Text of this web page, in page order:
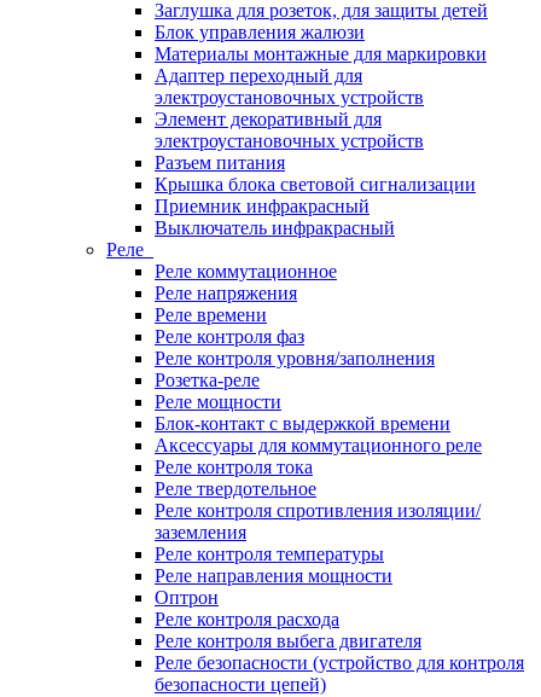
Заглушка для розеток, для защиты детей
Блок управления жалюзи
Материалы монтажные для маркировки
Адаптер переходный для
электроустановочных устройств
Элемент декоративный для
электроустановочных устройств
Разъем питания
Крышка блока световой сигнализации
Приемник инфракрасный
Выключатель инфракрасный
Реле
Реле коммутационное
Реле напряжения
Реле времени
Реле контроля фаз
Реле контроля уровня/заполнения
Розетка-реле
Реле мощности
Блок-контакт с выдержкой времени
Аксессуары для коммутационного реле
Реле контроля тока
Реле твердотельное
Реле контроля спротивления изоляции/
заземления
Реле контроля температуры
Реле направления мощности
Оптрон
Реле контроля расхода
Реле контроля выбега двигателя
Реле безопасности (устройство для контроля
безопасности цепей)